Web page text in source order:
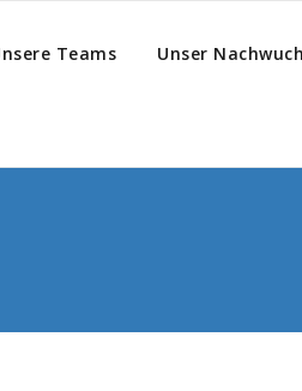
Teams Unser